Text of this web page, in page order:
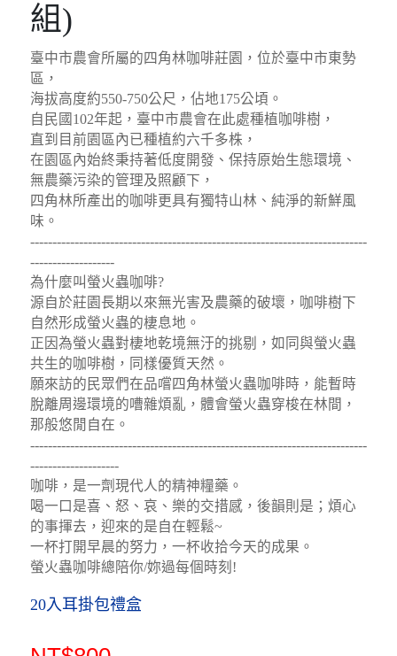
組)
臺中市農會所屬的四角林咖啡莊園，位於臺中市東勢
區，
海拔高度約550-750公尺，佔地175公頃。
自民國102年起，臺中市農會在此處種植咖啡樹，
直到目前園區內已種植約六千多株，
在園區內始終秉持著低度開發、保持原始生態環境、
無農藥污染的管理及照顧下，
四角林所產出的咖啡更具有獨特山林、純淨的新鮮風
味。
----------------------------------------------------------------------------
-------------------
為什麼叫螢火蟲咖啡?
源自於莊園長期以來無光害及農藥的破壞，咖啡樹下
自然形成螢火蟲的棲息地。
正因為螢火蟲對棲地乾境無汙的挑剔，如同與螢火蟲
共生的咖啡樹，同樣優質天然。
願來訪的民眾們在品嚐四角林螢火蟲咖啡時，能暫時
脫離周邊環境的嘈雜煩亂，體會螢火蟲穿梭在林間，
那般悠閒自在。
----------------------------------------------------------------------------
--------------------
咖啡，是一劑現代人的精神糧藥。
喝一口是喜、怒、哀、樂的交措感，後韻則是；煩心
的事揮去，迎來的是自在輕鬆~
一杯打開早晨的努力，一杯收拾今天的成果。
螢火蟲咖啡總陪你/妳過每個時刻!
20入耳掛包禮盒